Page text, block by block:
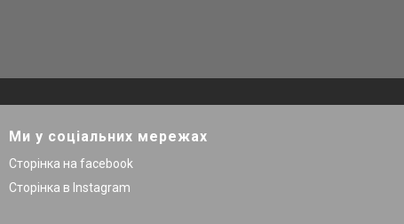
Ми у соціальних мережах
Сторінка на facebook
Сторінка в Instagram